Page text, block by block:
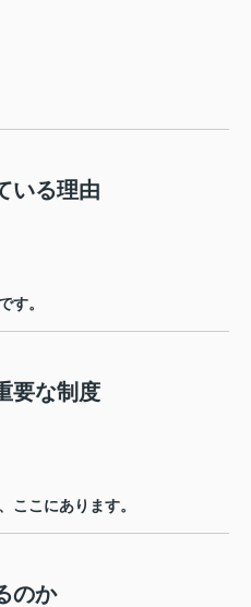
いる理由
す。
要な制度
ここにあります。
のか